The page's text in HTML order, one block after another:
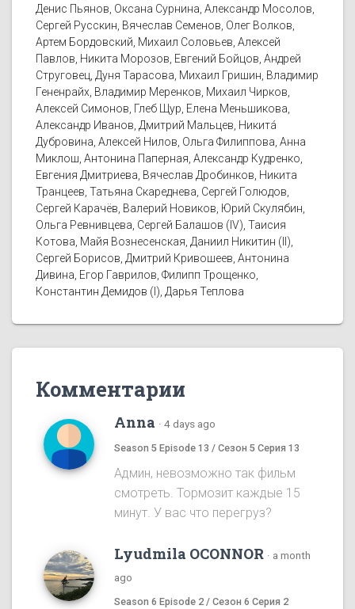
Денис Пьянов, Оксана Сурнина, Александр Мосолов,
Сергей Русскин, Вячеслав Семенов, Олег Волков,
Артем Бордовский, Михаил Соловьев, Алексей
Павлов, Никита Морозов, Евгений Бойцов, Андрей
Струговец, Дуня Тарасова, Михаил Гришин, Владимир
Гененрайх, Владимир Меренков, Михаил Чирков,
Алексей Симонов, Глеб Щур, Елена Меньшикова,
Александр Иванов, Дмитрий Мальцев, Никитá
Дубровина, Алексей Нилов, Ольга Филиппова, Анна
Миклош, Антонина Паперная, Александр Кудренко,
Евгения Дмитриева, Вячеслав Дробинков, Никита
Транцеев, Татьяна Скареднева, Сергей Голюдов,
Сергей Карачёв, Валерий Новиков, Юрий Скулябин,
Ольга Ревнивцева, Сергей Балашов (IV), Таисия
Котова, Майя Вознесенская, Даниил Никитин (II),
Сергей Борисов, Дмитрий Кривошеев, Антонина
Дивина, Егор Гаврилов, Филипп Трощенко,
Константин Демидов (I), Дарья Теплова
Комментарии
Anna · 4 days ago
Season 5 Episode 13 / Сезон 5 Серия 13
Админ, невозможно так фильм
смотреть. Тормозит каждые 15
минут. У вас что перегруз?
Lyudmila OCONNOR · a month
ago
Season 6 Episode 2 / Сезон 6 Серия 2